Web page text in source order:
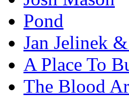
Pond
Jan Jelinek
A Place To
The Blood